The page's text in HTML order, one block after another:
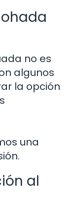
no es
algunos
la opción
una
al